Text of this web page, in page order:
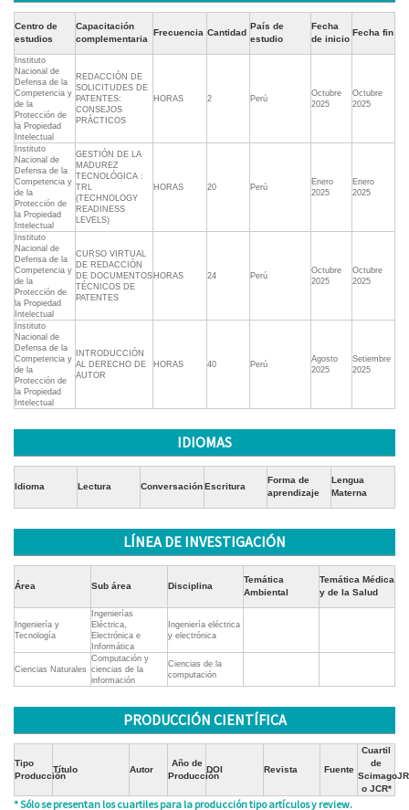
Centro de
estudios
Capacitación
complementaria
Frecuencia Cantidad
País de
estudio
Fecha
de inicio
Fecha fin
Instituto
Nacional de
Defensa de la
Competencia y
de la
Protección de
la Propiedad
Intelectual
REDACCIÓN DE
SOLICITUDES DE
PATENTES:
CONSEJOS
PRÁCTICOS
HORAS 2 Perú
Octubre
2025
Octubre
2025
Instituto
Nacional de
Defensa de la
Competencia y
de la
Protección de
la Propiedad
Intelectual
GESTIÓN DE LA
MADUREZ
TECNOLÓGICA :
TRL
(TECHNOLOGY
READINESS
LEVELS)
HORAS 20 Perú
Enero
2025
Enero
2025
Instituto
Nacional de
Defensa de la
Competencia y
de la
Protección de
la Propiedad
Intelectual
CURSO VIRTUAL
DE REDACCIÓN
DE DOCUMENTOS
TÉCNICOS DE
PATENTES
HORAS 24 Perú
Octubre
2025
Octubre
2025
Instituto
Nacional de
Defensa de la
Competencia y
de la
Protección de
la Propiedad
Intelectual
INTRODUCCIÓN
AL DERECHO DE
AUTOR
HORAS 40 Perú
Agosto
2025
Setiembre
2025
IDIOMAS
Idioma Lectura ConversaciónEscritura
Forma de
aprendizaje
Lengua
Materna
LÍNEA DE INVESTIGACIÓN
Área Sub área Disciplina
Temática
Ambiental
Temática Médica
y de la Salud
Ingeniería y
Tecnología
Ingenierías
Eléctrica,
Electrónica e
Informática
Ingeniería eléctrica
y electrónica
Ciencias Naturales
Computación y
ciencias de la
información
Ciencias de la
computación
PRODUCCIÓN CIENTÍFICA
Tipo
Producción
Título Autor
Año de
Producción
DOI Revista Fuente
Cuartil
de
ScimagoJR
o JCR*
* Sólo se presentan los cuartiles para la producción tipo artículos y review.